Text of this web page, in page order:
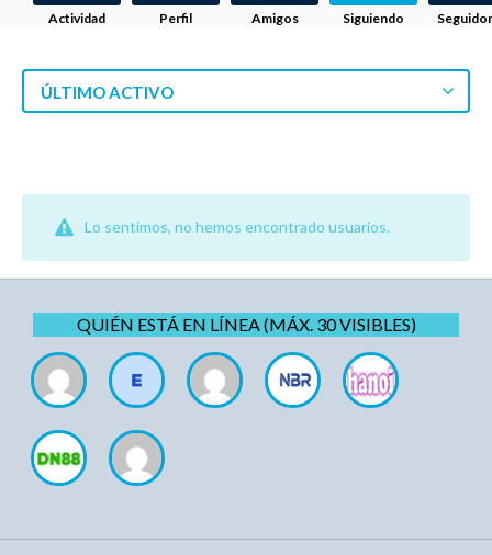
Actividad Perfil Amigos Siguiendo
ÚLTIMO ACTIVO
Lo sentimos, no hemos encontrado usuarios.
QUIÉN ESTÁ EN LÍNEA (MÁX. 30 VISIBLES)